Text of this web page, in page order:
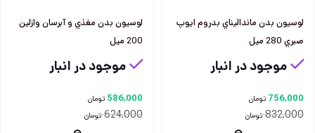
لوسيون بدن مانداليناي بدروم ايوپ
صبري 280 ميل
موجود در انبار
832,000 تومان
756,000 تومان
لوسيون بدن مغذي و آبرسان وازلين
200 ميل
موجود در انبار
624,000 تومان
586,000 تومان